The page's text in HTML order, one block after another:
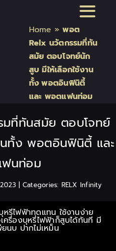
หน้าแรก
สินค้า Kardinal Stick
สินค้า INFY
สินค้า บุหรี่ไฟฟ้า แบรนด์
Home »พอต
Relx นวัตกรรมที่ทัน
สมัย ตอบโจทย์นัก
สูบ มีให้เลือกใช้งาน
ทั้ง พอตอินฟินิตี้
และ พอตแฟนท่อม
ที่ทันสมัย ตอบโจทย์
นทั้ง พอตอินฟินิตี้ และ
นท่อม
Categories: RELX Infinity